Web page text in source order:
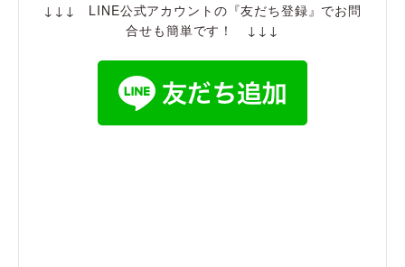
↓↓↓ LINE公式アカウントの『友だち登録』でお問
合せも簡単です！ ↓↓↓